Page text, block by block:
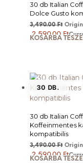
30 db Italian
Dolce Gusto
3,490.00Ft
2,590.00 Ft
KOSÁRBA
30 DB.
30 db Italian
Koffeinmentes
kompatibilis
3,490.00Ft
2,590.00 Ft
KOSÁRBA